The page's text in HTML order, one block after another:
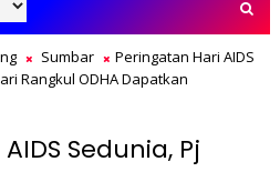
Sumbar
Peringatan Hari AIDS
Rangkul ODHA Dapatkan
Sedunia, Pj